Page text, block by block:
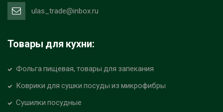
ulas_trade@inbox.ru
Товары для кухни:
Фольга пищевая, товары для запекания
Коврики для сушки посуды из микрофибры
Сушилки посудные